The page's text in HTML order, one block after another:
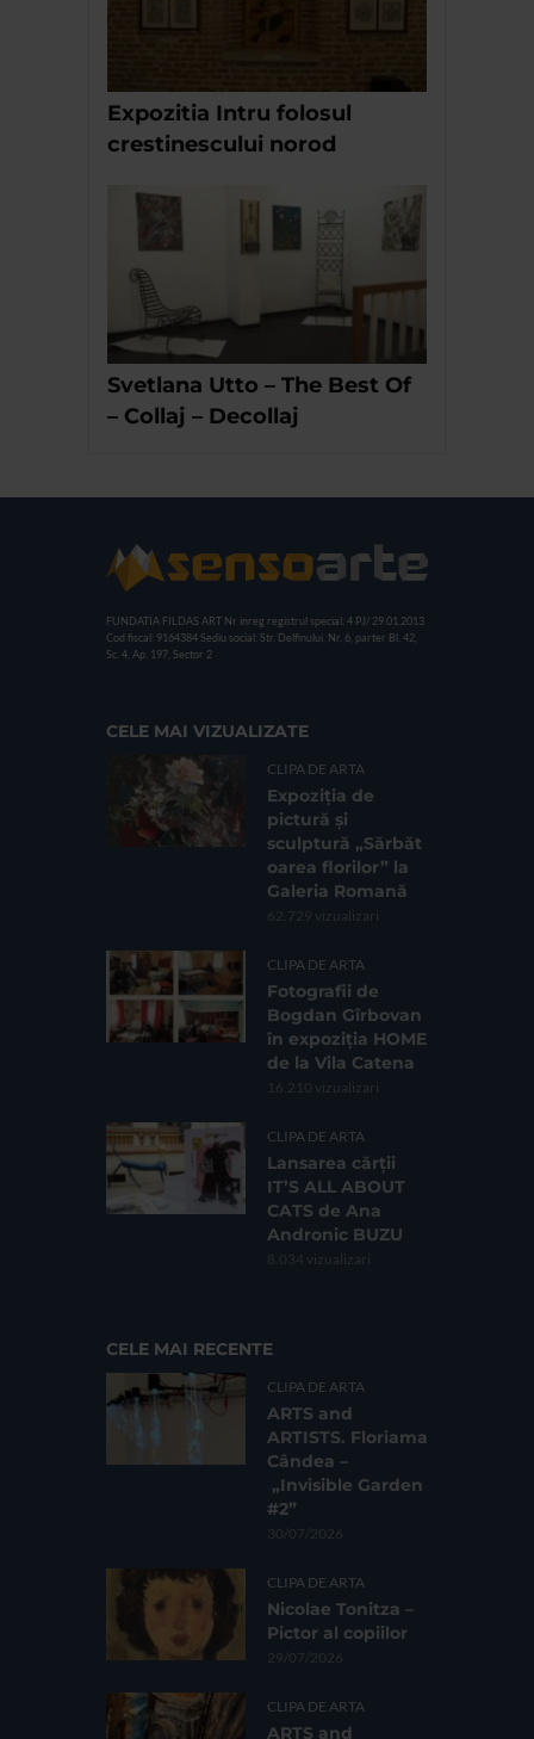
Expozitia Intru folosul
crestinescului norod
Svetlana Utto – The Best Of
– Collaj – Decollaj
FUNDATIA FILDAS ART Nr inreg registrul special: 4 PJ/ 29.01.2013
Cod fiscal: 9164384 Sediu social: Str. Delfinului, Nr. 6, parter Bl. 42,
Sc. 4, Ap. 197, Sector 2
CELE MAI VIZUALIZATE
CLIPA DE ARTA
Expoziția de
pictură și
sculptură „Sărbăt
oarea florilor” la
Galeria Romană
62.729 vizualizari
CLIPA DE ARTA
Fotografii de
Bogdan Gîrbovan
în expoziția HOME
de la Vila Catena
16.210 vizualizari
CLIPA DE ARTA
Lansarea cărții
IT’S ALL ABOUT
CATS de Ana
Andronic BUZU
8.034 vizualizari
CELE MAI RECENTE
CLIPA DE ARTA
ARTS and
ARTISTS. Floriama
Cândea –
„Invisible Garden
#2”
30/07/2026
CLIPA DE ARTA
Nicolae Tonitza –
Pictor al copiilor
29/07/2026
CLIPA DE ARTA
ARTS and